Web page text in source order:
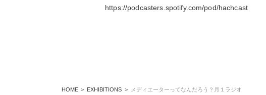
https://podcasters.spotify.com/pod/hachcast
HOME EXHIBITIONS メディエーターってなんだろう？月１ラジオ